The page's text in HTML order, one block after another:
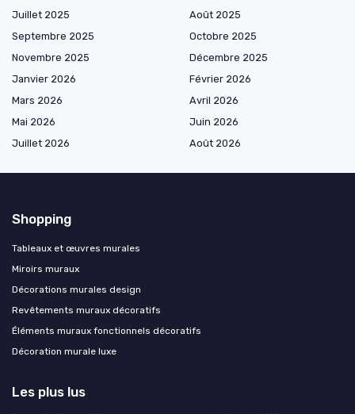
Juillet 2025
Août 2025
Septembre 2025
Octobre 2025
Novembre 2025
Décembre 2025
Janvier 2026
Février 2026
Mars 2026
Avril 2026
Mai 2026
Juin 2026
Juillet 2026
Août 2026
Shopping
Tableaux et œuvres murales
Miroirs muraux
Décorations murales design
Revêtements muraux décoratifs
Éléments muraux fonctionnels décoratifs
Décoration murale luxe
Les plus lus